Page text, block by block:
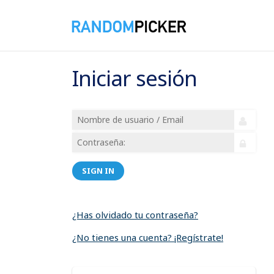
Iniciar sesión
SIGN IN
¿Has olvidado tu contraseña?
¿No tienes una cuenta? ¡Regístrate!